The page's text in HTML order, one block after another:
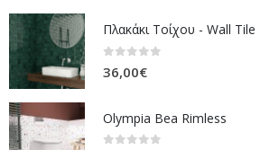
Πλακάκι Τοίχου - Wall Tile
36,00€
Olympia Bea Rimless